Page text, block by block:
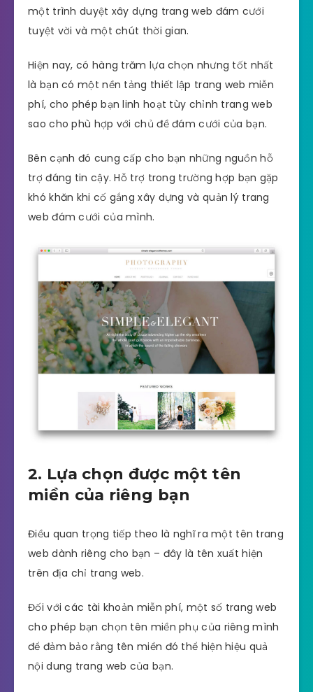
một trình duyệt xây dựng trang web đám cưới
tuyệt vời và một chút thời gian.
Hiện nay, có hàng trăm lựa chọn nhưng tốt nhất
là bạn có một nền tảng thiết lập trang web miễn
phí, cho phép bạn linh hoạt tùy chỉnh trang web
sao cho phù hợp với chủ đề đám cưới của bạn.
Bên cạnh đó cung cấp cho bạn những nguồn hỗ
trợ đáng tin cậy. Hỗ trợ trong trường hợp bạn gặp
khó khăn khi cố gắng xây dựng và quản lý trang
web đám cưới của mình.
2. Lựa chọn được một tên
miền của riêng bạn
Điều quan trọng tiếp theo là nghĩ ra một tên trang
web dành riêng cho bạn – đây là tên xuất hiện
trên địa chỉ trang web.
Đối với các tài khoản miễn phí, một số trang web
cho phép bạn chọn tên miền phụ của riêng mình
để đảm bảo rằng tên miền đó thể hiện hiệu quả
nội dung trang web của bạn.